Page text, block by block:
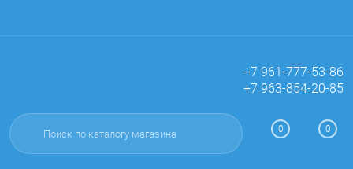
Вход Регистрация
+7 961-777-53-86
+7 963-854-20-85
0 0